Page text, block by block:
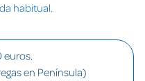
habitual.
euros.
en Península)